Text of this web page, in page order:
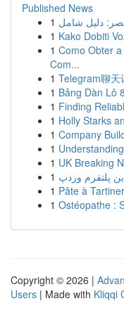
Published News
1
1 Kako Dobiti
1 Como Obter
Com...
1 Telegram聊天
1 Bảng Dàn Lô
1 Finding
1 Holly Starks
1 Company
1
1 UK Breaking
1
1 Pâte à
1 Ostéopathe :
Copyright © 2026 |
Users | Made with Kliqqi